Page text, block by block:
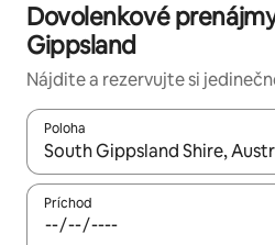
Dovolenkové
Gippsland
Nájdite a rezervujte si
Poloha
Keď budú výsledky k dispozícii,
Príchod